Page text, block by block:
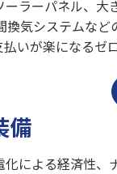
ラーパネル、
換気システムな
いが楽になるゼ
備
による経済性